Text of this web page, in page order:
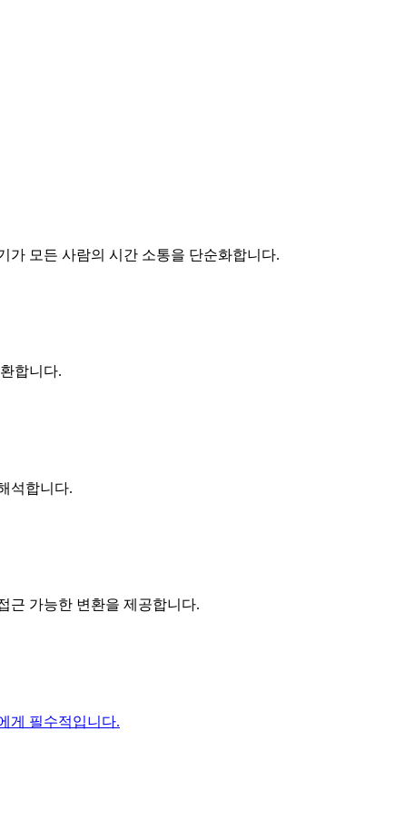
가 모든 사람의 시간 소통을 단순화합니다.
합니다.
석합니다.
근 가능한 변환을 제공합니다.
게 필수적입니다.